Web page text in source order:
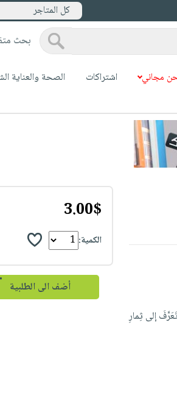
كل المتاجر
بحث
مجاني اشتراكات الصحة والعناية
إلى ثِمارِ
3.00$
الكمية:
أضف الى الطلبية